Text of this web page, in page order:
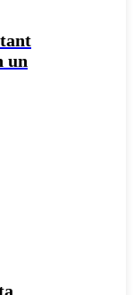
un